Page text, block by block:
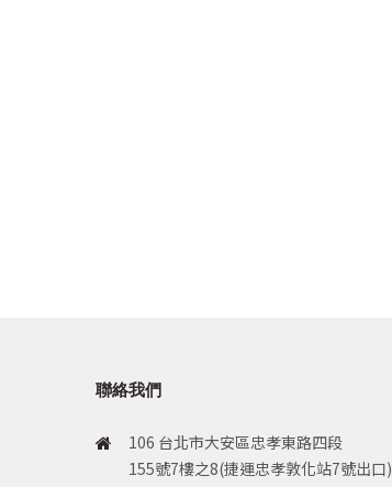
聯絡我們
106 台北市大安區忠孝東路四段
155號7樓之8(捷運忠孝敦化站7號出口)